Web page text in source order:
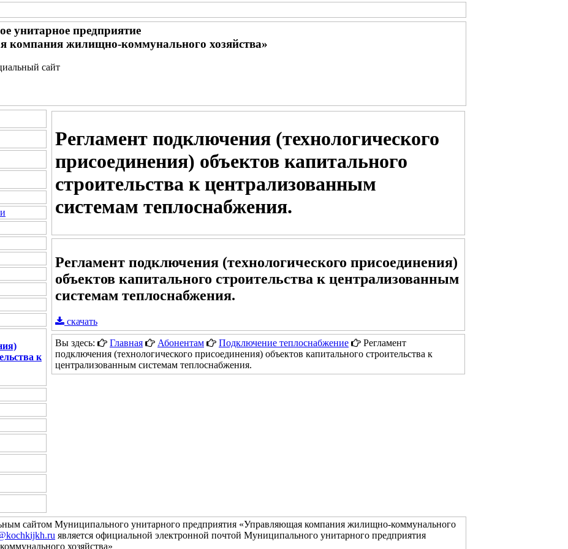
унитарное предприятие
компания жилищно-коммунального хозяйства»
сайт
к
Регламент подключения (технологического
присоединения) объектов капитального
строительства к централизованным
системам теплоснабжения.
Регламент подключения (технологического присоединения)
объектов капитального строительства к централизованным
системам теплоснабжения.
скачать
Вы здесь: Главная Абонентам Подключение теплоснабжение
Регламент
подключения (технологического присоединения) объектов капитального строительства к
централизованным системам теплоснабжения.
сайтом Муниципального унитарного предприятия «Управляющая компания жилищно-коммунального
является официальной электронной почтой Муниципального унитарного предприятия
хозяйства»